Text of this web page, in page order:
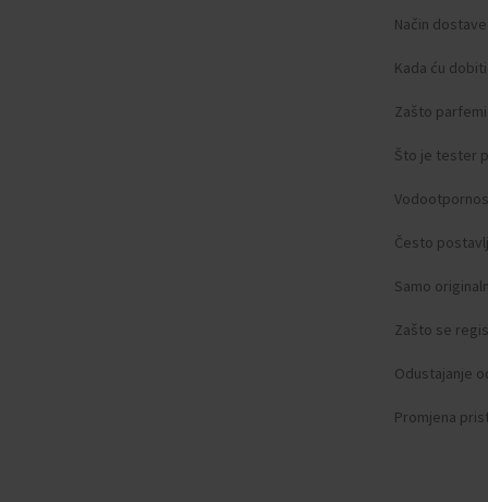
Način dostave
Kada ću
Zašto
Što je tester
Često
Samo
Zašto se
Odustajanje
Promjena